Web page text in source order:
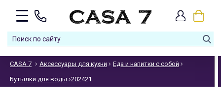
CASA 7 Аксессуары для кухни Еда и напитки с собой
Бутылки для воды 202421